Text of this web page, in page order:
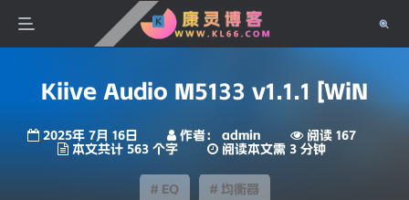
Kiive Audio M5133 v1.1.1 [WiN
2025年 7月 16日 作者： admin
阅读 167
本文共计 563 个字
阅读本文需 3 分钟
# EQ # 均衡器
不知道怎么找资源搜搜看